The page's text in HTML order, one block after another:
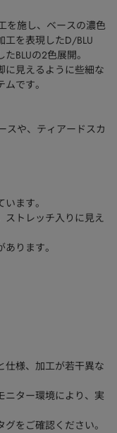
を施し、ベースの濃色
工を表現したD/BLU
BLUの2色展開。
に見えるように些細な
です。
スや、ティアードスカ
ます。
ストレッチ入りに見え
ります。
様、加工が若干異な
ター環境により、実
をご確認ください。